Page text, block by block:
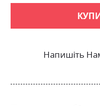
gallery
Напишіть